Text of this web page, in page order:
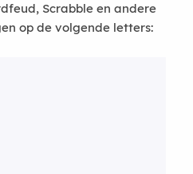
Scrabble en andere
op de volgende letters: